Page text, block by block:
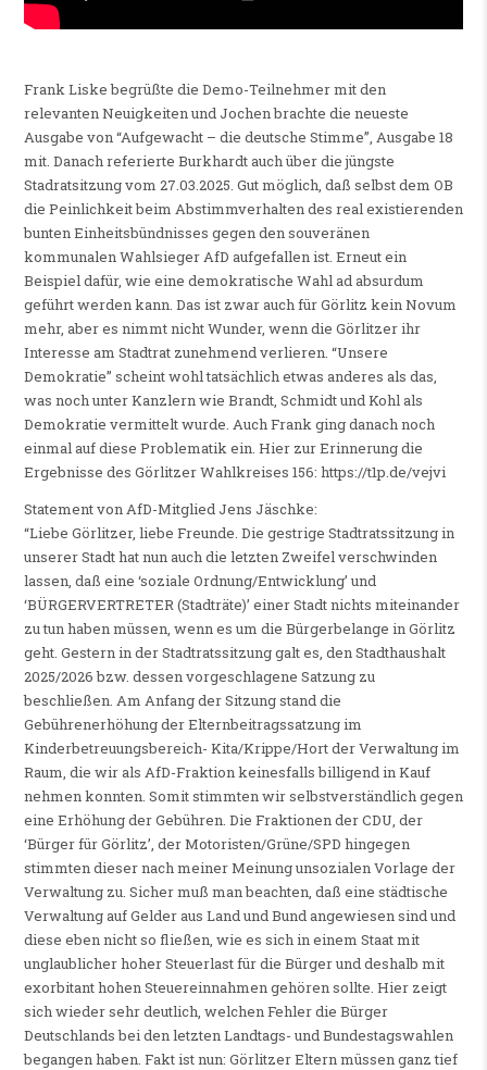
Frank Liske begrüßte die Demo-Teilnehmer mit den
relevanten Neuigkeiten und Jochen brachte die neueste
Ausgabe von “Aufgewacht – die deutsche Stimme”, Ausgabe 18
mit. Danach referierte Burkhardt auch über die jüngste
Stadratsitzung vom 27.03.2025. Gut möglich, daß selbst dem OB
die Peinlichkeit beim Abstimmverhalten des real existierenden
bunten Einheitsbündnisses gegen den souveränen
kommunalen Wahlsieger AfD aufgefallen ist. Erneut ein
Beispiel dafür, wie eine demokratische Wahl ad absurdum
geführt werden kann. Das ist zwar auch für Görlitz kein Novum
mehr, aber es nimmt nicht Wunder, wenn die Görlitzer ihr
Interesse am Stadtrat zunehmend verlieren. “Unsere
Demokratie” scheint wohl tatsächlich etwas anderes als das,
was noch unter Kanzlern wie Brandt, Schmidt und Kohl als
Demokratie vermittelt wurde. Auch Frank ging danach noch
einmal auf diese Problematik ein. Hier zur Erinnerung die
Ergebnisse des Görlitzer Wahlkreises 156: https://t1p.de/vejvi
Statement von AfD-Mitglied Jens Jäschke:
“Liebe Görlitzer, liebe Freunde. Die gestrige Stadtratssitzung in
unserer Stadt hat nun auch die letzten Zweifel verschwinden
lassen, daß eine ‘soziale Ordnung/Entwicklung’ und
‘BÜRGERVERTRETER (Stadträte)’ einer Stadt nichts miteinander
zu tun haben müssen, wenn es um die Bürgerbelange in Görlitz
geht. Gestern in der Stadtratssitzung galt es, den Stadthaushalt
2025/2026 bzw. dessen vorgeschlagene Satzung zu
beschließen. Am Anfang der Sitzung stand die
Gebührenerhöhung der Elternbeitragssatzung im
Kinderbetreuungsbereich- Kita/Krippe/Hort der Verwaltung im
Raum, die wir als AfD-Fraktion keinesfalls billigend in Kauf
nehmen konnten. Somit stimmten wir selbstverständlich gegen
eine Erhöhung der Gebühren. Die Fraktionen der CDU, der
‘Bürger für Görlitz’, der Motoristen/Grüne/SPD hingegen
stimmten dieser nach meiner Meinung unsozialen Vorlage der
Verwaltung zu. Sicher muß man beachten, daß eine städtische
Verwaltung auf Gelder aus Land und Bund angewiesen sind und
diese eben nicht so fließen, wie es sich in einem Staat mit
unglaublicher hoher Steuerlast für die Bürger und deshalb mit
exorbitant hohen Steuereinnahmen gehören sollte. Hier zeigt
sich wieder sehr deutlich, welchen Fehler die Bürger
Deutschlands bei den letzten Landtags- und Bundestagswahlen
begangen haben. Fakt ist nun: Görlitzer Eltern müssen ganz tief